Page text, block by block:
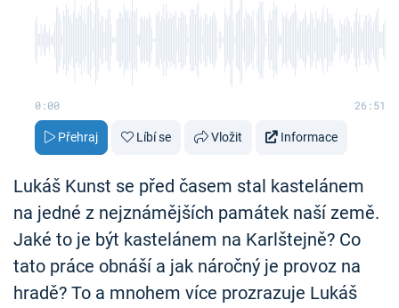
0:00 26:51
Přehraj Líbí se Vložit Informace
Lukáš Kunst se před časem stal kastelánem
na jedné z nejznámějších památek naší země.
Jaké to je být kastelánem na Karlštejně? Co
tato práce obnáší a jak náročný je provoz na
hradě? To a mnohem více prozrazuje Lukáš